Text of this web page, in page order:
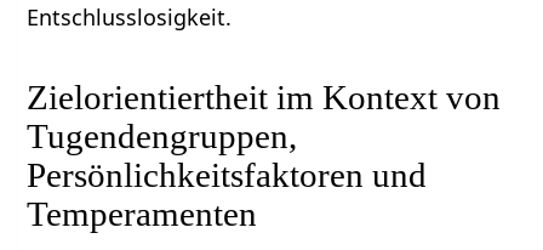
Entschlusslosigkeit.
Zielorientiertheit im Kontext von
Tugendengruppen,
Persönlichkeitsfaktoren und
Temperamenten